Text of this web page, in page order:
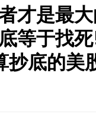
才是最
等于找
抄底的美